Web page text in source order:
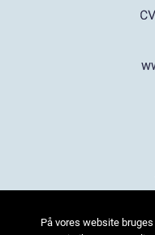
På vores website